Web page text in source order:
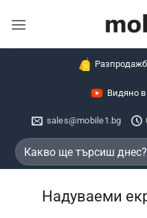
Видяно в
sales@mobile1.bg
Търсене
за:
Надуваеми